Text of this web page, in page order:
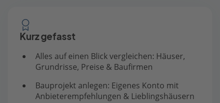
Kurz gefasst
Alles auf einen Blick vergleichen: Häuser,
Grundrisse, Preise & Baufirmen
Bauprojekt anlegen: Eigenes Konto mit
Anbieterempfehlungen & Lieblingshäusern